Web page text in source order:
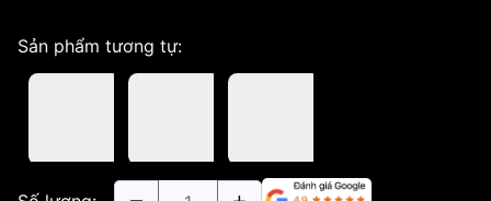
Sản phẩm tương tự: